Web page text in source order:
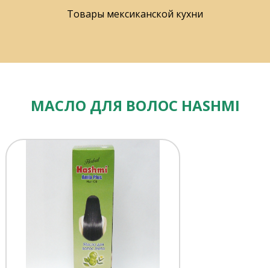
Товары мексиканской кухни
МАСЛО ДЛЯ ВОЛОС HASHMI